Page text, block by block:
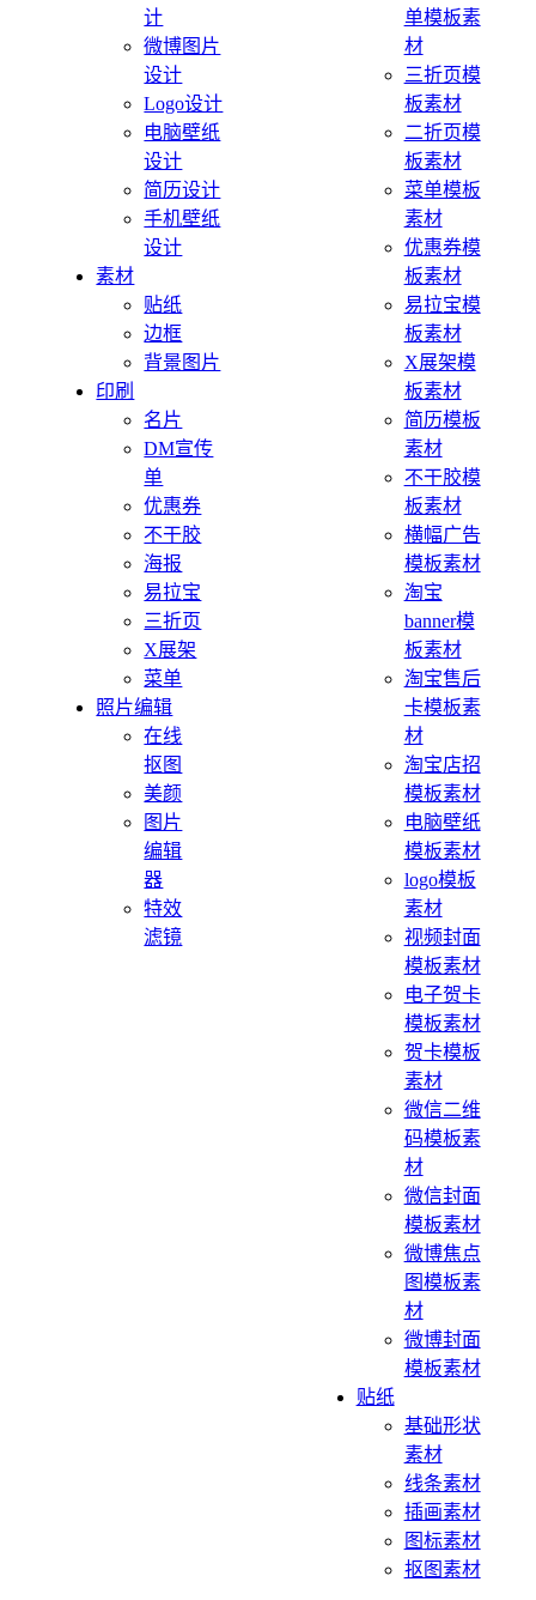
计
微博图片
设计
Logo设计
电脑壁纸
设计
简历设计
手机壁纸
设计
素材
贴纸
边框
背景图片
印刷
名片
DM宣传
单
优惠券
不干胶
海报
易拉宝
三折页
X展架
菜单
照片编辑
在线
抠图
美颜
图片
编辑
器
特效
滤镜
单模板素
材
三折页模
板素材
二折页模
板素材
菜单模板
素材
优惠券模
板素材
易拉宝模
板素材
X展架模
板素材
简历模板
素材
不干胶模
板素材
横幅广告
模板素材
淘宝
banner模
板素材
淘宝售后
卡模板素
材
淘宝店招
模板素材
电脑壁纸
模板素材
logo模板
素材
视频封面
模板素材
电子贺卡
模板素材
贺卡模板
素材
微信二维
码模板素
材
微信封面
模板素材
微博焦点
图模板素
材
微博封面
模板素材
贴纸
基础形状
素材
线条素材
插画素材
图标素材
抠图素材